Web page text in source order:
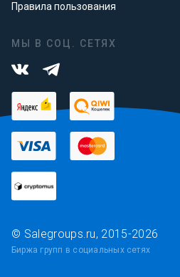
Правила пользования
МЫ В СОЦ. СЕТЯХ
© Salegroups.ru, 2015-2026
Биржа групп в социальных сетях